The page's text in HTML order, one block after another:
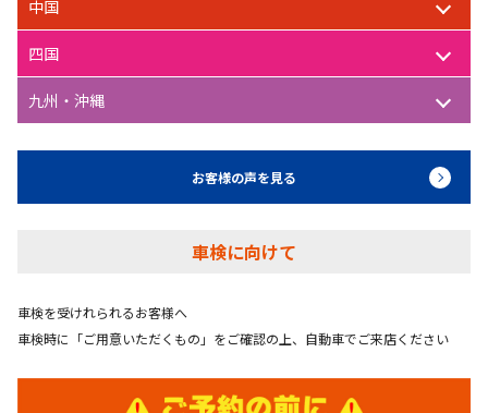
中国
四国
九州・沖縄
お客様の声を見る
車検に向けて
車検を受けれられるお客様へ
車検時に「ご用意いただくもの」をご確認の上、自動車でご来店ください